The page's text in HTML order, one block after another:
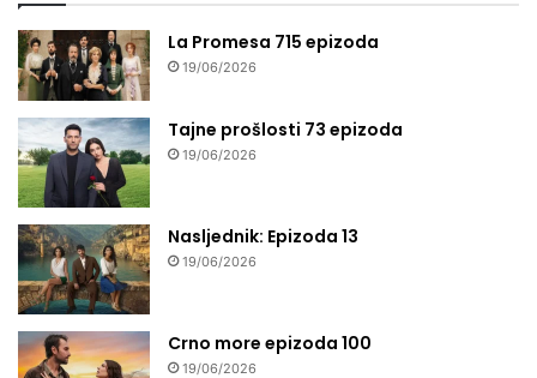
La Promesa 715 epizoda
19/06/2026
Tajne prošlosti 73 epizoda
19/06/2026
Nasljednik: Epizoda 13
19/06/2026
Crno more epizoda 100
19/06/2026